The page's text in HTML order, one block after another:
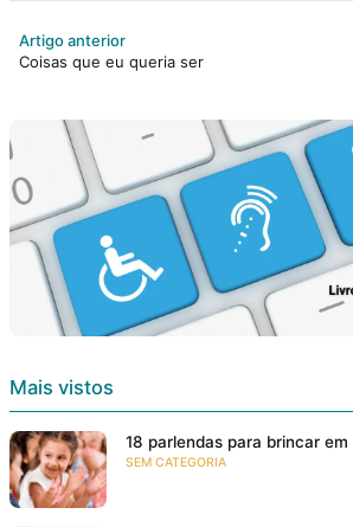
Artigo anterior
Coisas que eu queria ser
Mais vistos
18 parlendas para brincar
SEM CATEGORIA